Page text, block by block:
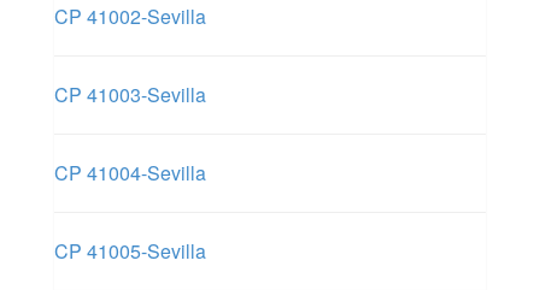
CP 41002-Sevilla
CP 41003-Sevilla
CP 41004-Sevilla
CP 41005-Sevilla